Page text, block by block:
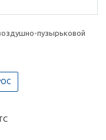
пузырьковой